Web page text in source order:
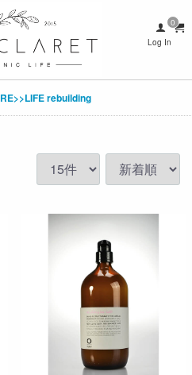
Log In
RE>>LIFE rebuilding